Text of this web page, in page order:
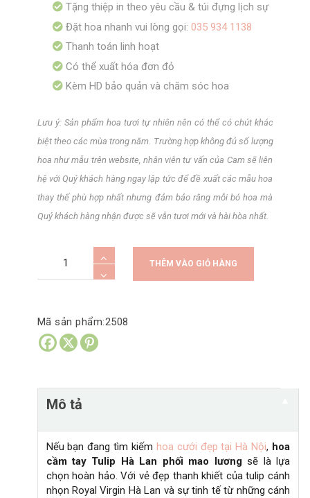
Tặng thiệp in theo yêu cầu & túi đựng lịch sự
Đặt hoa nhanh vui lòng gọi: 035 934 1138
Thanh toán linh hoạt
Có thể xuất hóa đơn đỏ
Kèm HD bảo quản và chăm sóc hoa
Lưu ý: Sản phẩm hoa tươi tự nhiên nên có thể có chút khác
biệt theo các mùa trong năm. Trường hợp không đủ số lượng
hoa như mẫu trên website, nhân viên tư vấn của Cam sẽ liên
hệ với Quý khách hàng ngay lập tức để đề xuất các mẫu hoa
thay thế phù hợp nhất nhưng đảm bảo rằng mỗi bó hoa mà
Quý khách hàng nhận được sẽ vẫn tươi mới và hài hòa nhất.
Lan
mao
lương
khẩu
số
lượng
THÊM VÀO GIỎ HÀNG
t
e
:
Mã sản phẩm:2508
Mô tả
Nếu bạn đang tìm kiếm hoa cưới đẹp tại Hà Nội, hoa
cầm tay Tulip Hà Lan phối mao lươngsẽ là lựa
chọn hoàn hảo. Với vẻ đẹp thanh khiết của tulip cánh
nhọn Royal Virgin Hà Lan và sự tinh tế từ những cánh